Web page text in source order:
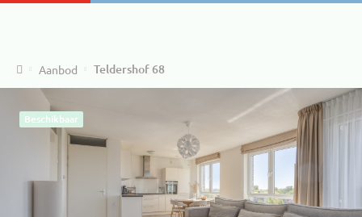
HomeAanbod Teldershof 68
Beschikbaar